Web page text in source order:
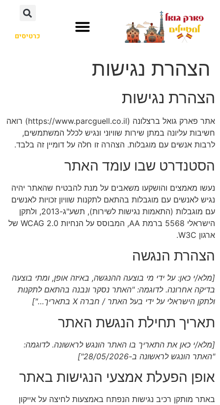
כרטיסים
הצהרת נגישות
הצהרת נגישות
אתר פארק גואל ברצלונה (https://www.parcguell.co.il) רואה
חשיבות עליונה במתן שירות שוויוני ונגיש לכלל המשתמשים,
לרבות אנשים עם מוגבלות. הצהרה זו חלה על דומיין זה בלבד.
הסטנדרט שבו עומד האתר
נעשו מאמצים והושקעו משאבים על מנת להבטיח שהאתר יהיה
נגיש לאנשים עם מוגבלות בהתאם לתקנות שוויון זכויות לאנשים
עם מוגבלות (התאמות נגישות לשירות), תשע"ג-2013, ולתקן
הישראלי 5568 ברמת AA, המבוסס על הנחיות WCAG 2.0 של
ארגון W3C.
הצהרת הנגשה
[מלא/י כאן: על ידי מי בוצעה ההנגשה, באיזה אופן, ומתי בוצעה
בדיקה אחרונה. לדוגמה: "האתר נסקר ונבנה בהתאם לתקנות
ולתקן הישראלי על ידי בעל האתר / חברה X בתאריך…"]
תאריך תחילת הנגשת האתר
[מלא/י כאן את התאריך בו האתר הונגש לראשונה. לדוגמה:
"האתר הונגש לראשונה ב-28/05/2026"]
אופן הפעלת אמצעי הנגישות באתר
באתר מותקן רכיב נגישות הנפתח באמצעות לחיצה על אייקון